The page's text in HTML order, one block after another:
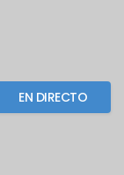
EN DIRECTO